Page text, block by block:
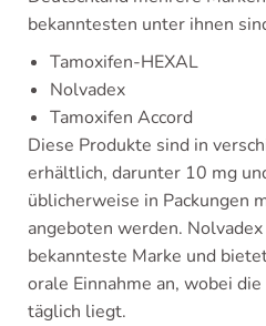
bekanntesten unter ihnen
Tamoxifen-HEXAL
Nolvadex
Tamoxifen Accord
Diese Produkte sind in
erhältlich, darunter 10 mg
üblicherweise in Packungen
angeboten werden.
bekannteste Marke und
orale Einnahme an, wobei
täglich liegt.